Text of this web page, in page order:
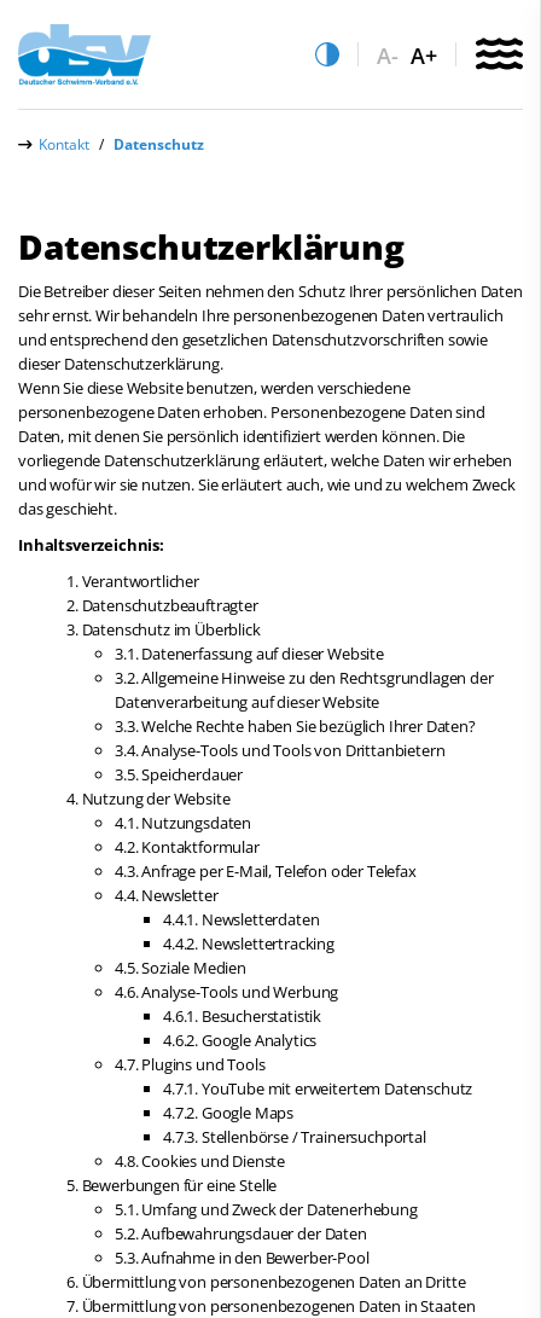
A- A+
Kontakt Datenschutz
Datenschutzerklärung
Die Betreiber dieser Seiten nehmen den Schutz Ihrer persönlichen Daten
sehr ernst. Wir behandeln Ihre personenbezogenen Daten vertraulich
und entsprechend den gesetzlichen Datenschutzvorschriften sowie
dieser Datenschutzerklärung.
Wenn Sie diese Website benutzen, werden verschiedene
personenbezogene Daten erhoben. Personenbezogene Daten sind
Daten, mit denen Sie persönlich identifiziert werden können. Die
vorliegende Datenschutzerklärung erläutert, welche Daten wir erheben
und wofür wir sie nutzen. Sie erläutert auch, wie und zu welchem Zweck
das geschieht.
Inhaltsverzeichnis:
1. Verantwortlicher
2. Datenschutzbeauftragter
3. Datenschutz im Überblick
3.1. Datenerfassung auf dieser Website
3.2. Allgemeine Hinweise zu den Rechtsgrundlagen der
Datenverarbeitung auf dieser Website
3.3. Welche Rechte haben Sie bezüglich Ihrer Daten?
3.4. Analyse-Tools und Tools von Drittanbietern
3.5. Speicherdauer
4. Nutzung der Website
4.1. Nutzungsdaten
4.2. Kontaktformular
4.3. Anfrage per E-Mail, Telefon oder Telefax
4.4. Newsletter
4.4.1. Newsletterdaten
4.4.2. Newslettertracking
4.5. Soziale Medien
4.6. Analyse-Tools und Werbung
4.6.1. Besucherstatistik
4.6.2. Google Analytics
4.7. Plugins und Tools
4.7.1. YouTube mit erweitertem Datenschutz
4.7.2. Google Maps
4.7.3. Stellenbörse / Trainersuchportal
4.8. Cookies und Dienste
5. Bewerbungen für eine Stelle
5.1. Umfang und Zweck der Datenerhebung
5.2. Aufbewahrungsdauer der Daten
5.3. Aufnahme in den Bewerber-Pool
6. Übermittlung von personenbezogenen Daten an Dritte
7. Übermittlung von personenbezogenen Daten in Staaten
Über uns
Leistungs- & Wettkampfsport
Schwimmen lernen
Sportentwicklung
Service
Kontakt
Verwaltung / Administration
Sportentwicklung
Quicklinks
Vereinsfinder
Lizenzwesen
Zentrale Hinweisstelle
Anti-Doping
Recht auf sicheren Schwimmsport
Abteilungen
Freiwasserschwimmen
Wasserspringen
Wasserball
Synchronschwimmen
Masterssport
Kontakt
Deutscher Schwimm-Verband e.V.
Korbacher Straße 93
D-34132 Kassel
Fax: +49 561 94083-15